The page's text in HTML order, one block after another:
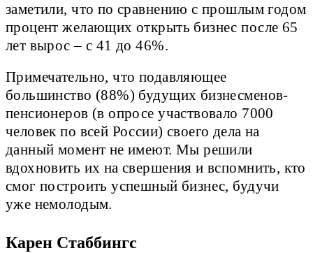
заметили, что по сравнению с прошлым годом
процент желающих открыть бизнес после 65
лет вырос – с 41 до 46%.
Примечательно, что подавляющее
большинство (88%) будущих бизнесменов-
пенсионеров (в опросе участвовало 7000
человек по всей России) своего дела на
данный момент не имеют. Мы решили
вдохновить их на свершения и вспомнить, кто
смог построить успешный бизнес, будучи
уже немолодым.
Карен Стаббингс